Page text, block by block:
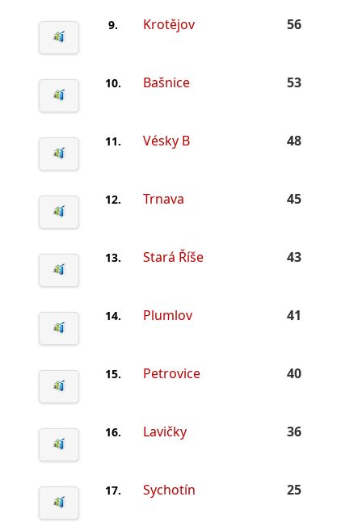
9. Krotějov 56
10. Bašnice 53
11. Vésky B 48
12. Trnava 45
13. Stará Říše 43
14. Plumlov 41
15. Petrovice 40
16. Lavičky 36
17. Sychotín 25